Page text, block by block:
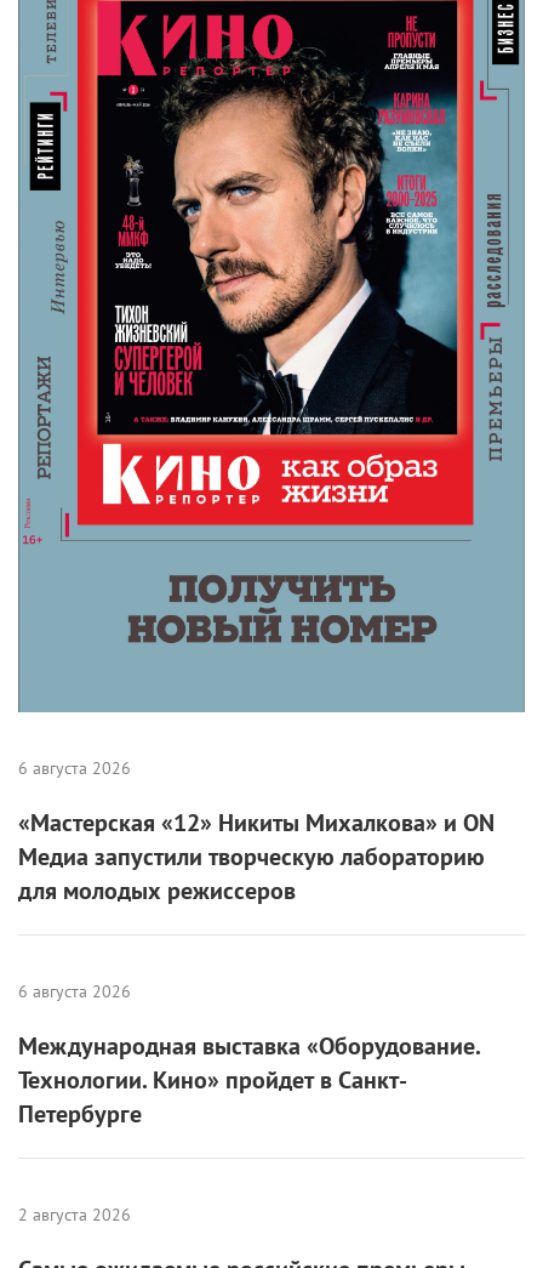
6 августа 2026
«Мастерская «12» Никиты Михалкова» и ON
Медиа запустили творческую лабораторию
для молодых режиссеров
6 августа 2026
Международная выставка «Оборудование.
Технологии. Кино» пройдет в Санкт-
Петербурге
2 августа 2026